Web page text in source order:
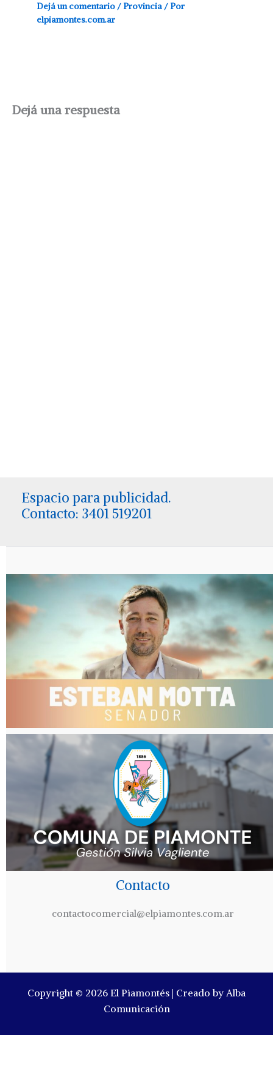
Dejá un comentario /Provincia / Por
elpiamontes.com.ar
Dejá una respuesta
Espacio para publicidad.
Contacto: 3401 519201
Contacto
contactocomercial@elpiamontes.com.ar
Copyright © 2026 El Piamontés | Creado by Alba
Comunicación